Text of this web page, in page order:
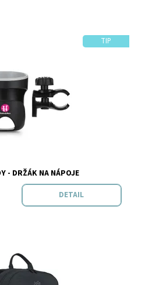
TIP
Skladem
PETITE&MARS
- DRŽÁK NA NÁPOJE
DETAIL
Skladem